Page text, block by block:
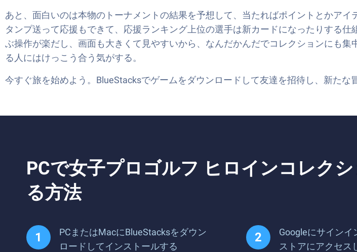
あと、面白いのは本物のトーナメントの結果を予想して、当たればポイントとかア
タンプ送って応援もできて、応援ランキング上位の選手は新カードになったりする
ぶ操作が楽だし、画面も大きくて見やすいから、なんだかんだでコレクションにも
る人にはけっこう合う気がする。
今すぐ旅を始めよう。BlueStacksでゲームをダウンロードして友達を招待し、新たな
PCで女子プロゴルフ ヒロインコレク
る方法
PCまたはMacにBlueStacksをダウン
ロードしてインストールする
Googleにサインイ
ストアにアクセス